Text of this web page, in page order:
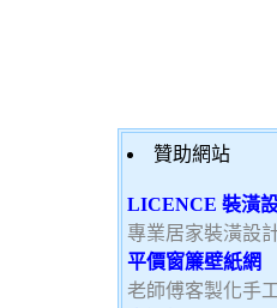
贊助網站
LICENCE 裝潢
專業居家裝潢設
平價窗簾壁紙網
老師傅客製化手